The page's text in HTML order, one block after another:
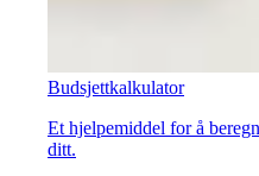
Budsjettkalkulator
Et hjelpemiddel for å
ditt.